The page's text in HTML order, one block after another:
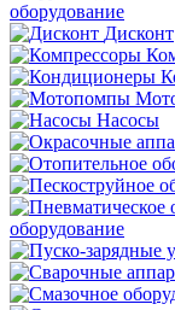
оборудование
Дисконт
Насосы
оборудование